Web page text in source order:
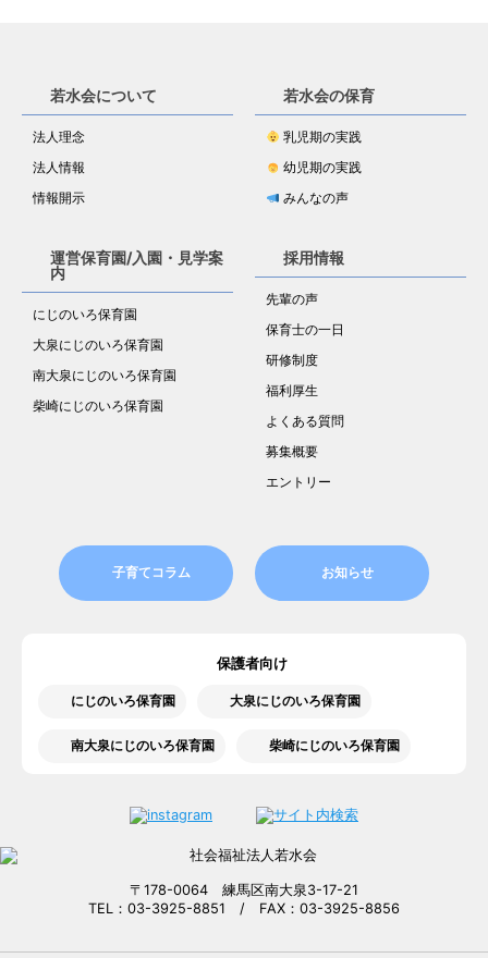
若水会について
法人理念
法人情報
情報開示
若水会の保育
乳児期の実践
幼児期の実践
みんなの声
運営保育園/入園・見学案
内
にじのいろ保育園
大泉にじのいろ保育園
南大泉にじのいろ保育園
柴崎にじのいろ保育園
採用情報
先輩の声
保育士の一日
研修制度
福利厚生
よくある質問
募集概要
エントリー
子育てコラム お知らせ
保護者向け
にじのいろ保育園 大泉にじのいろ保育園
南大泉にじのいろ保育園 柴崎にじのいろ保育園
〒178-0064 練馬区南大泉3-17-21
TEL：03-3925-8851 / FAX：03-3925-8856